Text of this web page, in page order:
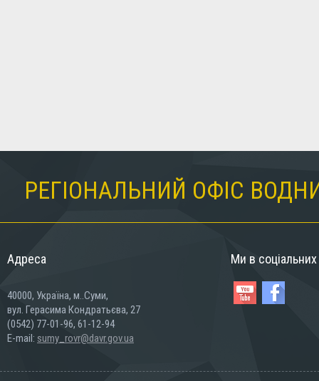
РЕГІОНАЛЬНИЙ ОФІС
Адреса
40000, Україна, м..Суми,
вул. Герасима Кондратьєва, 27
(0542) 77-01-96, 61-12-94
E-mail: sumy_rovr@davr.gov.ua
Ми в